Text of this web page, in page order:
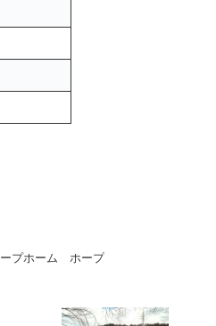
建て
プホーム ホープ